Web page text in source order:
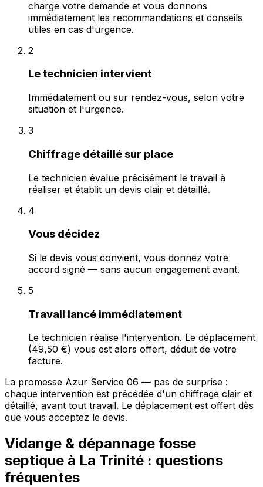
charge votre demande et vous donnons
immédiatement les recommandations et conseils
utiles en cas d'urgence.
2
Le technicien intervient
Immédiatement ou sur rendez-vous, selon votre
situation et l'urgence.
3
Chiffrage détaillé sur place
Le technicien évalue précisément le travail à
réaliser et établit un devis clair et détaillé.
4
Vous décidez
Si le devis vous convient, vous donnez votre
accord signé — sans aucun engagement avant.
5
Travail lancé immédiatement
Le technicien réalise l'intervention. Le déplacement
(49,50 €) vous est alors offert, déduit de votre
facture.
La promesse Azur Service 06 — pas de surprise :
chaque intervention est précédée d'un chiffrage clair et
détaillé, avant tout travail. Le déplacement est offert dès
que vous acceptez le devis.
Vidange & dépannage fosse
septique à La Trinité : questions
fréquentes